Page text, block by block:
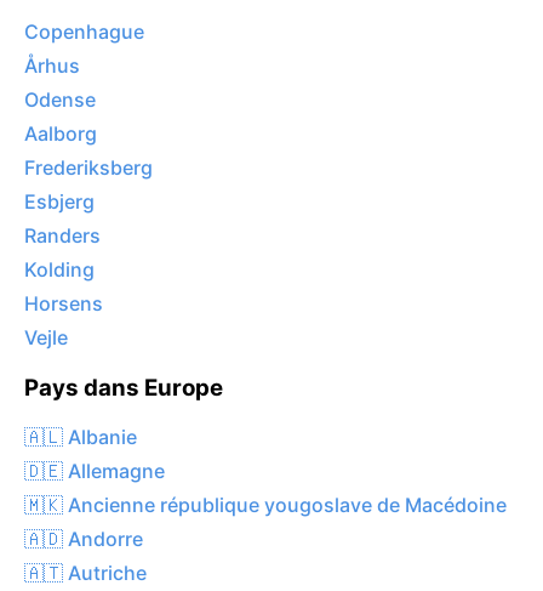
Copenhague
Århus
Odense
Aalborg
Frederiksberg
Esbjerg
Randers
Kolding
Horsens
Vejle
Pays dans Europe
🇦🇱 Albanie
🇩🇪 Allemagne
🇲🇰 Ancienne république yougoslave de Macédoine
🇦🇩 Andorre
🇦🇹 Autriche